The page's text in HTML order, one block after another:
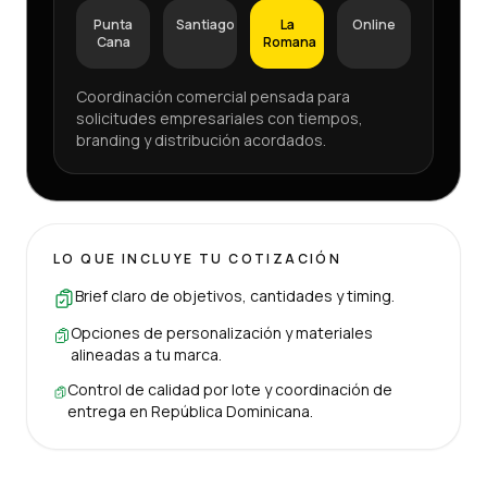
Punta
Cana
Santiago
La
Romana
Online
Coordinación comercial pensada para
solicitudes empresariales con tiempos,
branding y distribución acordados.
LO QUE INCLUYE TU COTIZACIÓN
Brief claro de objetivos, cantidades y timing.
Opciones de personalización y materiales
alineadas a tu marca.
Control de calidad por lote y coordinación de
entrega en República Dominicana.